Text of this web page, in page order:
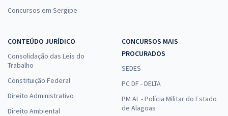
Concursos em Sergipe
CONTEÚDO JURÍDICO
Consolidação das Leis do
Trabalho
Constituição Federal
Direito Administrativo
Direito Ambiental
CONCURSOS MAIS
PROCURADOS
SEDES
PC DF - DELTA
PM AL - Polícia Militar do Estado
de Alagoas